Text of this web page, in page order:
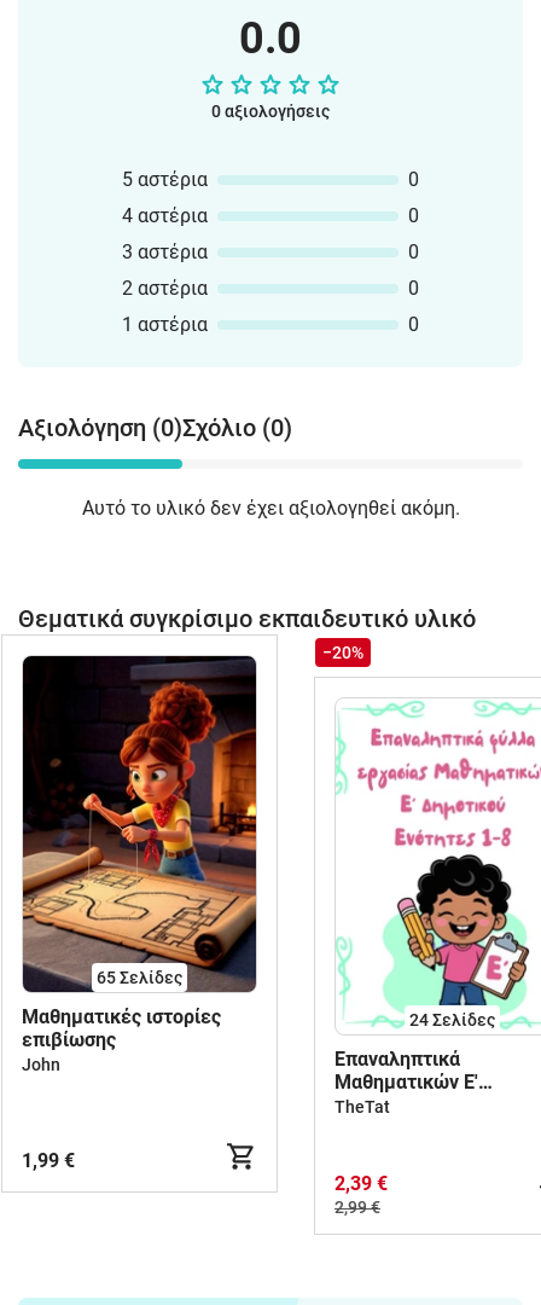
0.0
0 αξιολογήσεις
5 αστέρια
0
4 αστέρια
0
3 αστέρια
0
2 αστέρια
0
1 αστέρια
0
Αξιολόγηση (0)Σχόλιο (0)
Αυτό το υλικό δεν έχει αξιολογηθεί ακόμη.
Θεματικά συγκρίσιμο εκπαιδευτικό υλικό
65Σελίδες
Μαθηματικές ιστορίες
επιβίωσης
John
1,99 €
−20%
24Σελίδες
Επαναληπτικά
Μαθηματικών Ε'
Δημοτικού
TheTat
2,39 €
2,99 €